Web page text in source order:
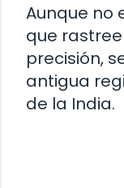
Aunque no
que
precisión,
antigua
de la India.